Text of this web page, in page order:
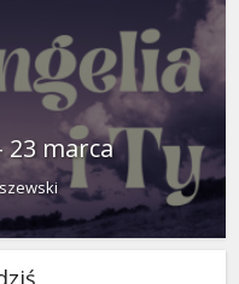
23 marca